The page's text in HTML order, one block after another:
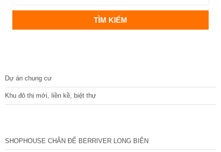
Dự án chung cư
Khu đô thị mới, liền kề, biệt thự
SHOPHOUSE CHÂN ĐẾ BERRIVER LONG BIÊN